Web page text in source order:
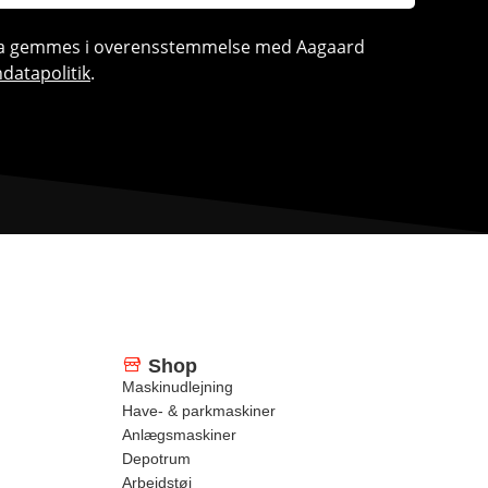
gemmes i overensstemmelse med Aagaard
.
Shop
Maskinudlejning
Have- & parkmaskiner
Anlægsmaskiner
Depotrum
Arbejdstøj